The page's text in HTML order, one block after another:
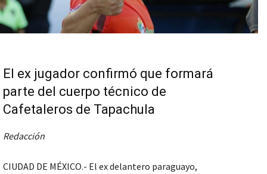
El ex jugador confirmó que formará
parte del cuerpo técnico de
Cafetaleros de Tapachula
Redacción
CIUDAD DE MÉXICO.- El ex delantero paraguayo,